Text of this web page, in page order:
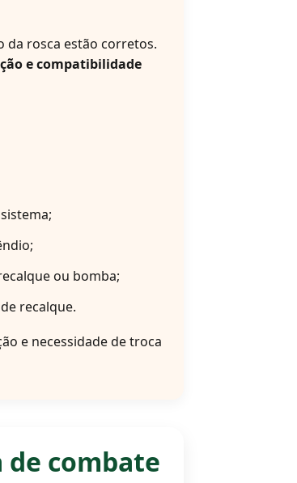
da rosca estão corretos.
e compatibilidade
ou bomba;
recalque.
e necessidade de troca
combate